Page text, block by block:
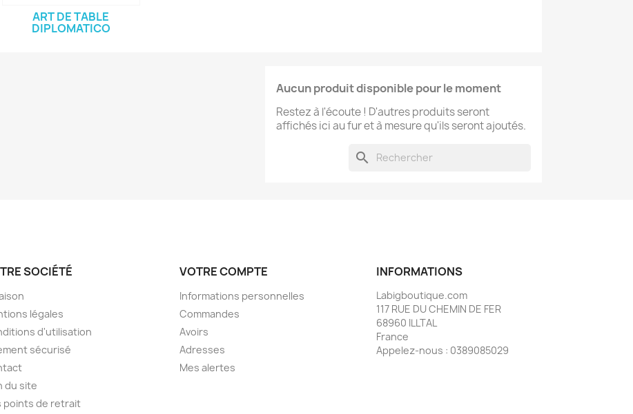
ART DE TABLE
DIPLOMATICO
Aucun produit disponible pour le moment
Restez à l'écoute ! D'autres produits seront
affichés ici au fur et à mesure qu'ils seront ajoutés.
search
SOCIÉTÉ
légales
d'utilisation
sécurisé
du site
points de retrait
VOTRE COMPTE
Informations personnelles
Commandes
Avoirs
Adresses
Mes alertes
INFORMATIONS
Labigboutique.com
117 RUE DU CHEMIN DE FER
68960 ILLTAL
France
Appelez-nous : 0389085029